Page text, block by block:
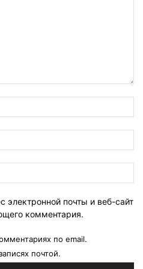
электронной почты и веб-сайт
комментария.
по email.
почтой.